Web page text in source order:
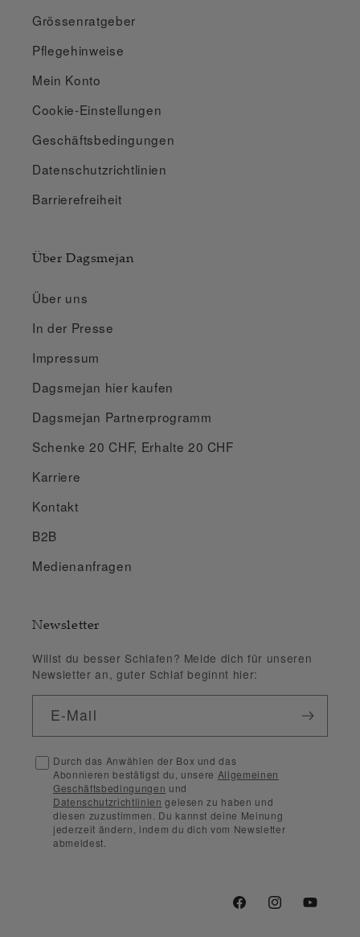
Grössenratgeber
Pflegehinweise
Mein Konto
Cookie-Einstellungen
Geschäftsbedingungen
Datenschutzrichtlinien
Barrierefreiheit
Über Dagsmejan
Über uns
In der Presse
Impressum
Dagsmejan hier kaufen
Dagsmejan Partnerprogramm
Schenke 20 CHF, Erhalte 20 CHF
Karriere
Kontakt
B2B
Medienanfragen
Newsletter
Willst du besser Schlafen? Melde dich für unseren
Newsletter an, guter Schlaf beginnt hier:
E-Mail
Durch das Anwählen der Box und das
Abonnieren bestätigst du, unsere Allgemeinen
Geschäftsbedingungen und
Datenschutzrichtlinien gelesen zu haben und
diesen zuzustimmen. Du kannst deine Meinung
jederzeit ändern, indem du dich vom Newsletter
abmeldest.
FacebookInstagramYouTube